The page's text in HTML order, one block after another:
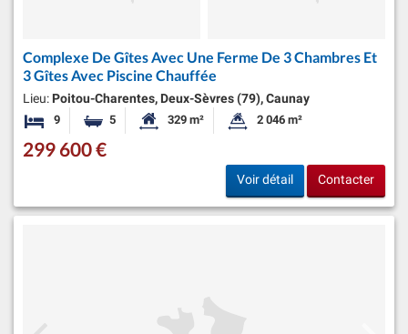
Complexe De Gîtes Avec Une Ferme De 3 Chambres Et
3 Gîtes Avec Piscine Chauffée
Lieu: Poitou-Charentes, Deux-Sèvres (79), Caunay
9 Chambres
5 Salles de bainsSurface habitable:
329 m² Superficie du terrain:
2 046 m²
299 600 €
Voir détail Contacter